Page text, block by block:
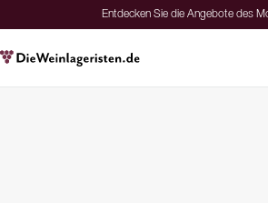
Entdecken Sie die Angebote des